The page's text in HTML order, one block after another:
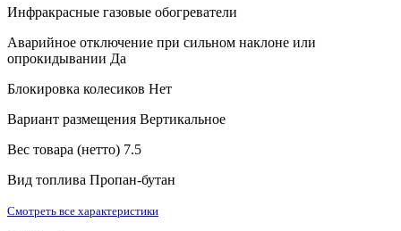
Инфракрасные газовые обогреватели
Аварийное отключение при сильном наклоне или
опрокидывании Да
Блокировка колесиков Нет
Вариант размещения Вертикальное
Вес товара (нетто) 7.5
Вид топлива Пропан-бутан
Смотреть все характеристики